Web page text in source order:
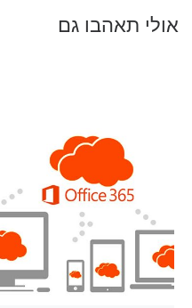
אולי תאהבו גם